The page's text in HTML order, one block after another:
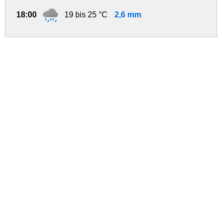
18:00 19 bis 25 °C 2,6 mm